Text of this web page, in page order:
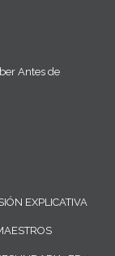
Antes de
EXPLICATIVA